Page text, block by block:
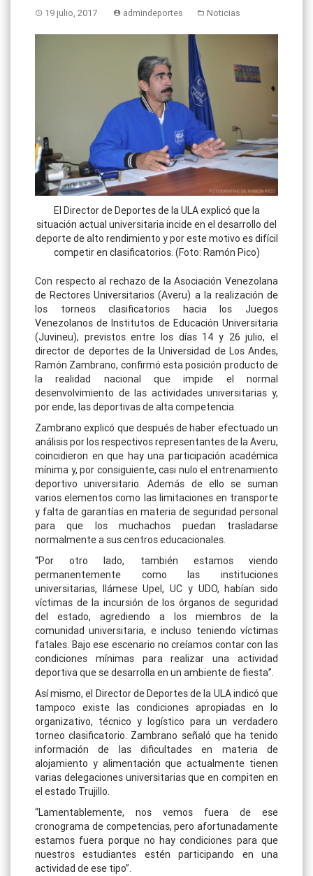
19 julio, 2017 admindeportes Noticias
El Director de Deportes de la ULA explicó que la
situación actual universitaria incide en el desarrollo del
deporte de alto rendimiento y por este motivo es difícil
competir en clasificatorios. (Foto: Ramón Pico)
Con respecto al rechazo de la Asociación Venezolana
de Rectores Universitarios (Averu) a la realización de
los torneos clasificatorios hacia los Juegos
Venezolanos de Institutos de Educación Universitaria
(Juvineu), previstos entre los días 14 y 26 julio, el
director de deportes de la Universidad de Los Andes,
Ramón Zambrano, confirmó esta posición producto de
la realidad nacional que impide el normal
desenvolvimiento de las actividades universitarias y,
por ende, las deportivas de alta competencia.
Zambrano explicó que después de haber efectuado un
análisis por los respectivos representantes de la Averu,
coincidieron en que hay una participación académica
mínima y, por consiguiente, casi nulo el entrenamiento
deportivo universitario. Además de ello se suman
varios elementos como las limitaciones en transporte
y falta de garantías en materia de seguridad personal
para que los muchachos puedan trasladarse
normalmente a sus centros educacionales.
“Por otro lado, también estamos viendo
permanentemente como las instituciones
universitarias, llámese Upel, UC y UDO, habían sido
víctimas de la incursión de los órganos de seguridad
del estado, agrediendo a los miembros de la
comunidad universitaria, e incluso teniendo víctimas
fatales. Bajo ese escenario no creíamos contar con las
condiciones mínimas para realizar una actividad
deportiva que se desarrolla en un ambiente de fiesta”.
Así mismo, el Director de Deportes de la ULA indicó que
tampoco existe las condiciones apropiadas en lo
organizativo, técnico y logístico para un verdadero
torneo clasificatorio. Zambrano señaló que ha tenido
información de las dificultades en materia de
alojamiento y alimentación que actualmente tienen
varias delegaciones universitarias que en compiten en
el estado Trujillo.
“Lamentablemente, nos vemos fuera de ese
cronograma de competencias, pero afortunadamente
estamos fuera porque no hay condiciones para que
nuestros estudiantes estén participando en una
actividad de ese tipo”.